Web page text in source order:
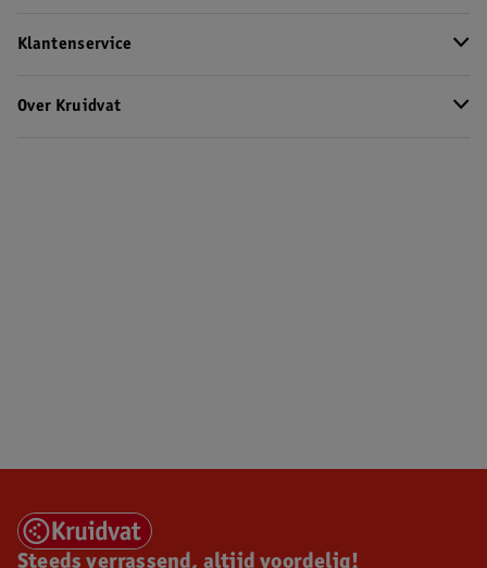
Klantenservice
Over Kruidvat
Steeds verrassend, altijd voordelig!